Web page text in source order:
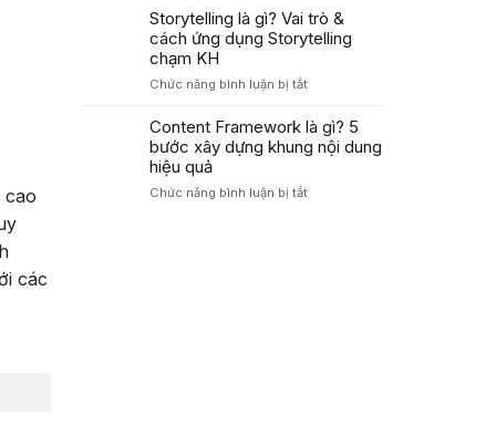
cao
các
Marketing
Dụng
PAS
Lệ
Đổi
Cao
là
gì?
công
AIDA
tối
lệ
Storytelling là gì? Vai trò &
cách ứng dụng Storytelling
chạm KH
Chức năng bình luận bị tắtở
là
gì?
Vai
&
Content Framework là gì? 5
bước xây dựng khung nội dung
hiệu quả
Chức năng bình luận bị tắtở